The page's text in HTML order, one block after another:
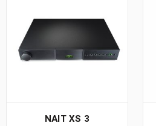
NAIT XS 3